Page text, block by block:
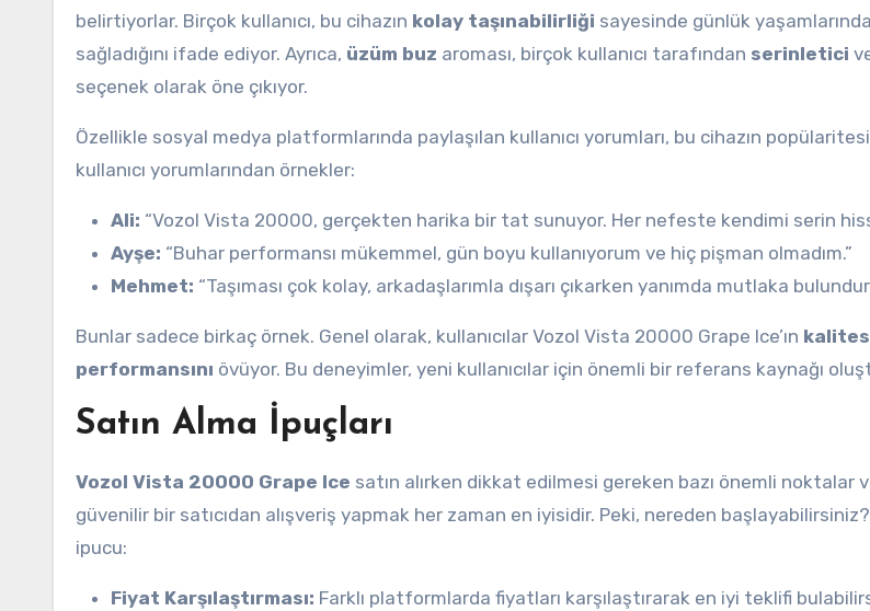
belirtiyorlar. Birçok kullanıcı, bu cihazın kolay taşınabilirliği sayesinde günlük
sağladığını ifade ediyor. Ayrıca, üzüm buz aroması, birçok kullanıcı tarafından serinletici
seçenek olarak öne çıkıyor.
Özellikle sosyal medya platformlarında paylaşılan kullanıcı yorumları, bu cihazın
kullanıcı yorumlarından örnekler:
Ali: “Vozol Vista 20000, gerçekten harika bir tat sunuyor. Her nefeste kendimi serin
Ayşe: “Buhar performansı mükemmel, gün boyu kullanıyorum ve hiç pişman olmadım.”
Mehmet: “Taşıması çok kolay, arkadaşlarımla dışarı çıkarken yanımda mutlaka
Bunlar sadece birkaç örnek. Genel olarak, kullanıcılar Vozol Vista 20000 Grape Ice’ın
performansını övüyor. Bu deneyimler, yeni kullanıcılar için önemli bir referans kaynağı
Satın Alma İpuçları
Vozol Vista 20000 Grape Ice satın alırken dikkat edilmesi gereken bazı önemli noktalar
güvenilir bir satıcıdan alışveriş yapmak her zaman en iyisidir. Peki, nereden
ipucu:
Fiyat Karşılaştırması: Farklı platformlarda fiyatları karşılaştırarak en iyi teklifi